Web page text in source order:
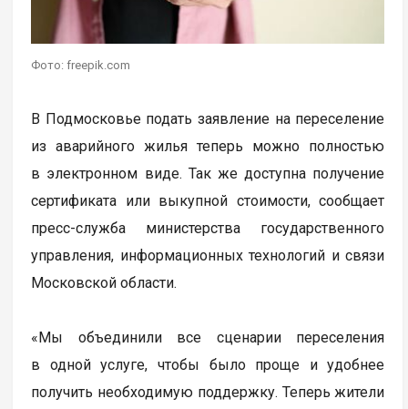
Фото: freepik.com
В Подмосковье подать заявление на переселение
из аварийного жилья теперь можно полностью
в электронном виде. Так же доступна получение
сертификата или выкупной стоимости, сообщает
пресс-служба министерства государственного
управления, информационных технологий и связи
Московской области.
«Мы объединили все сценарии переселения
в одной услуге, чтобы было проще и удобнее
получить необходимую поддержку. Теперь жители